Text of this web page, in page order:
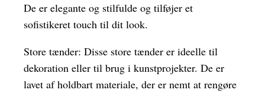
De er elegante og stilfulde og tilføjer et
sofistikeret touch til dit look.
Store tænder: Disse store tænder er ideelle til
dekoration eller til brug i kunstprojekter. De er
lavet af holdbart materiale, der er nemt at rengøre